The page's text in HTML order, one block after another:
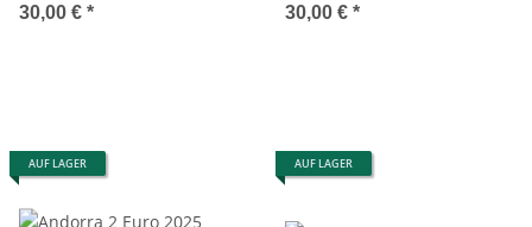
30,00 € * 30,00 € *
AUF LAGER AUF LAGER